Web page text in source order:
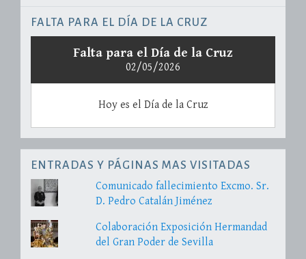
FALTA PARA EL DÍA DE LA CRUZ
Falta para el Día de la Cruz
02/05/2026
Hoy es el Día de la Cruz
ENTRADAS Y PÁGINAS MAS VISITADAS
Comunicado fallecimiento Excmo. Sr.
D. Pedro Catalán Jiménez
Colaboración Exposición Hermandad
del Gran Poder de Sevilla